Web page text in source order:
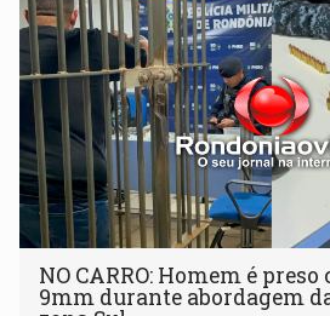
NO CARRO: Homem é
9mm durante abordagem